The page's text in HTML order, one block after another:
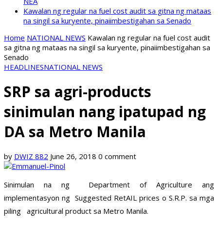
Kawalan ng regular na fuel cost audit sa gitna ng mataas
na singil sa kuryente, pinaiimbestigahan sa Senado
Home NATIONAL NEWS Kawalan ng regular na fuel cost audit
sa gitna ng mataas na singil sa kuryente, pinaiimbestigahan sa
Senado
HEADLINESNATIONAL NEWS
SRP sa agri-products
sinimulan nang ipatupad ng
DA sa Metro Manila
by DWIZ 882 June 26, 2018 0 comment
Sinimulan na ng Department of Agriculture ang
implementasyon ng Suggested RetAIL prices o S.R.P. sa mga
piling agricultural product sa Metro Manila.